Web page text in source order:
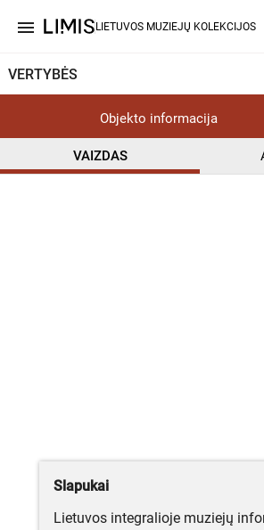
menu LIETUVOS MUZIEJŲ KOLEKCIJOS
VERTYBĖS
Objekto informacija
VAIZDAS
Slapukai
Lietuvos integralioje muziejų